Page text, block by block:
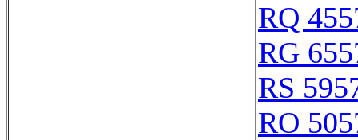
RQ
RG
RS
RO